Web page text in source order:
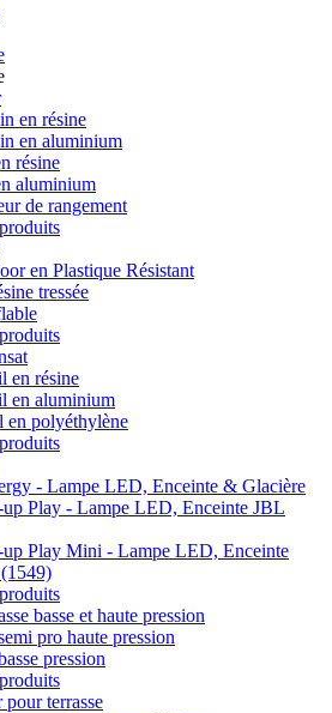
en résine
en aluminium
résine
aluminium
de rangement
en Plastique Résistant
tressée
en résine
en aluminium
en polyéthylène
- Lampe LED, Enceinte & Glacière
Play - Lampe LED, Enceinte JBL
Play Mini - Lampe LED, Enceinte
basse et haute pression
pro haute pression
pression
terrasse